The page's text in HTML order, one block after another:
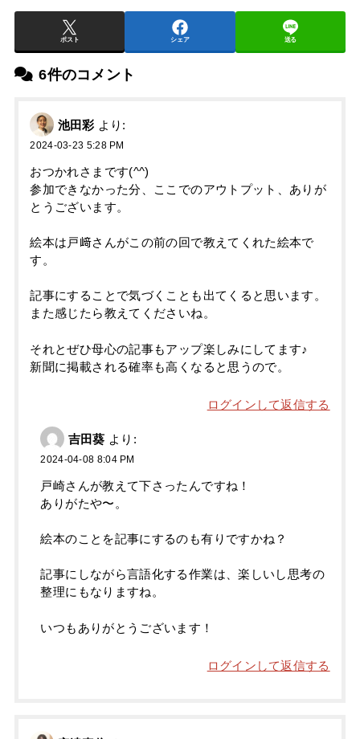
ポスト シェア 送る
6件のコメント
池田彩 より:
2024-03-23 5:28 PM
おつかれさまです(^^)
参加できなかった分、ここでのアウトプット、ありが
とうございます。
絵本は戸﨑さんがこの前の回で教えてくれた絵本で
す。
記事にすることで気づくことも出てくると思います。
また感じたら教えてくださいね。
それとぜひ母心の記事もアップ楽しみにしてます♪
新聞に掲載される確率も高くなると思うので。
ログインして返信する
吉田葵 より:
2024-04-08 8:04 PM
戸崎さんが教えて下さったんですね！
ありがたや〜。
絵本のことを記事にするのも有りですかね？
記事にしながら言語化する作業は、楽しいし思考の
整理にもなりますね。
いつもありがとうございます！
ログインして返信する